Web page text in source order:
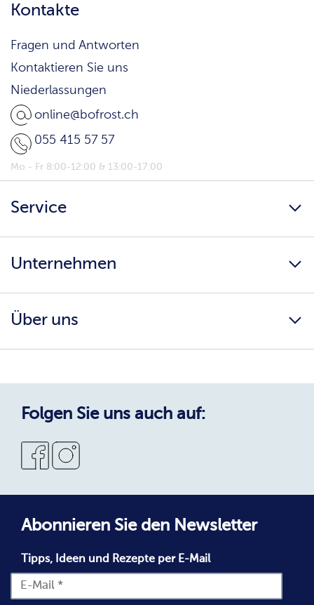
Kontakte
Fragen und Antworten
Kontaktieren Sie uns
Niederlassungen
online@bofrost.ch
055 415 57 57
Mo - Fr 8:00-12:00 & 13:00-17:00
Service
bofrost* Home
Ernährungsberatung
Infos & Downloads
Unternehmen
AGB
Datenschutzerklärung
Cookie-Richtlinie
Über uns
Neukunde bei bofrost*
Folgen Sie uns auch auf:
Abonnieren Sie den Newsletter
Tipps, Ideen und Rezepte per E-Mail